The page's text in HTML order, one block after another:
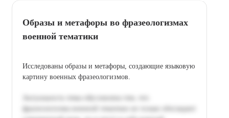
Образы и метафоры во фразеологизмах
военной тематики
Исследованы образы и метафоры, создающие языковую
картину военных фразеологизмов.